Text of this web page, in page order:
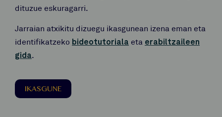
dituzue eskuragarri.
Jarraian atxikitu dizuegu ikasgunean izena eman eta
identifikatzeko bideotutoriala eta erabiltzaileen
gida.
IKASGUNE